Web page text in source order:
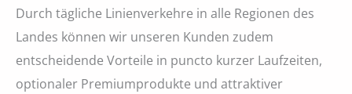
Durch tägliche Linienverkehre in alle Regionen des
Landes können wir unseren Kunden zudem
entscheidende Vorteile in puncto kurzer Laufzeiten,
optionaler Premiumprodukte und attraktiver